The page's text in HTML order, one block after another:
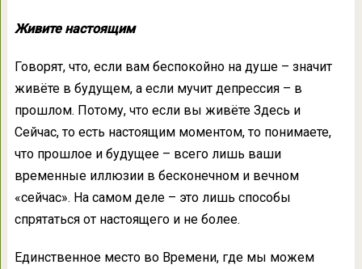
Живите настоящим
Говорят, что, если вам беспокойно на душе – значит
живёте в будущем, а если мучит депрессия – в
прошлом. Потому, что если вы живёте Здесь и
Сейчас, то есть настоящим моментом, то понимаете,
что прошлое и будущее – всего лишь ваши
временные иллюзии в бесконечном и вечном
«сейчас». На самом деле – это лишь способы
спрятаться от настоящего и не более.
Единственное место во Времени, где мы можем